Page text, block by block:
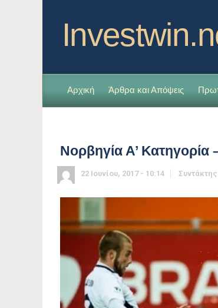
Αρχική Άρθρα και Απόψεις
Νορβηγία Α’ Κατηγορία
22 Ιουνίου, 2017 - 10:14 Συντάκτης